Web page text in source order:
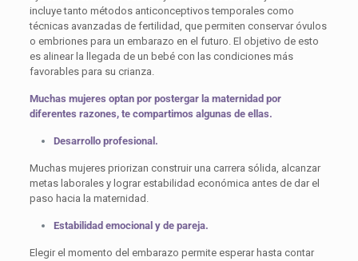
incluye tanto métodos anticonceptivos temporales como
técnicas avanzadas de fertilidad, que permiten conservar óvulos
o embriones para un embarazo en el futuro. El objetivo de esto
es alinear la llegada de un bebé con las condiciones más
favorables para su crianza.
Muchas mujeres optan por postergar la maternidad por
diferentes razones, te compartimos algunas de ellas.
Desarrollo profesional.
Muchas mujeres priorizan construir una carrera sólida, alcanzar
metas laborales y lograr estabilidad económica antes de dar el
paso hacia la maternidad.
Estabilidad emocional y de pareja.
Elegir el momento del embarazo permite esperar hasta contar